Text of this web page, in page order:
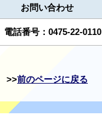
お問い合わせ
電話番号： 0475-22-0110
前のページに戻る